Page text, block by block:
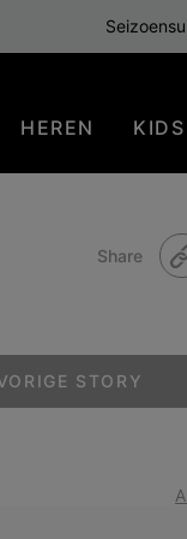
HEREN KIDS
Share
STORY